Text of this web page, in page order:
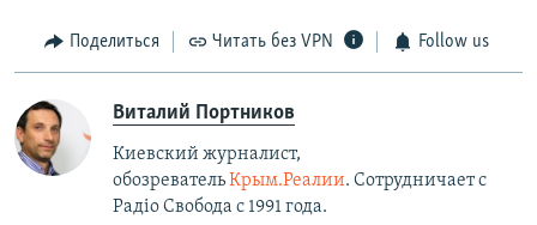
Поделиться Читать без VPN Follow us
Виталий Портников
Киевский журналист,
обозревательКрым.Реалии. Сотрудничает с
Радiо Свобода с 1991 года.